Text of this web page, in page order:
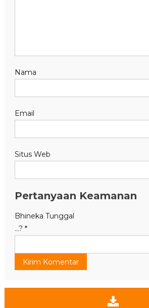
Nama
Email
Situs Web
Pertanyaan Keamanan
Bhineka Tunggal
...? *